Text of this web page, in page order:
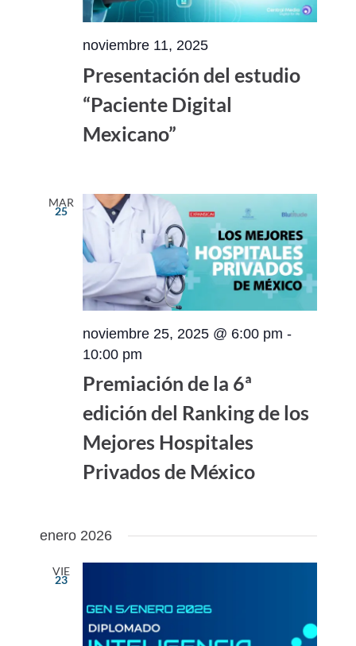
noviembre 11, 2025
Presentación del estudio
“Paciente Digital
Mexicano”
MAR
25
noviembre 25, 2025 @ 6:00 pm -
10:00 pm
Premiación de la 6ª
edición del Ranking de los
Mejores Hospitales
Privados de México
enero 2026
VIE
23